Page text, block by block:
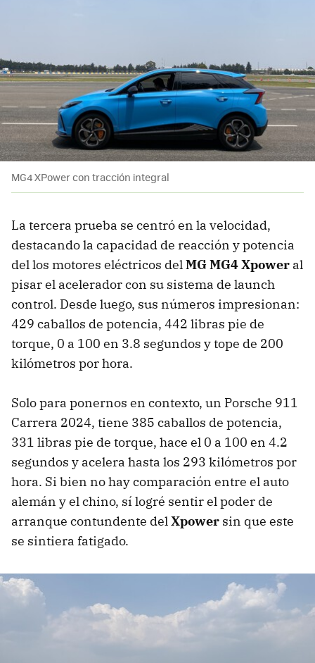
MG4 XPower con tracción integral
La tercera prueba se centró en la velocidad,
destacando la capacidad de reacción y potencia
del los motores eléctricos delMG MG4 Xpower al
pisar el acelerador con su sistema de launch
control. Desde luego, sus números impresionan:
429 caballos de potencia, 442 libras pie de
torque, 0 a 100 en 3.8 segundos y tope de 200
kilómetros por hora.
Solo para ponernos en contexto, un Porsche 911
Carrera 2024, tiene 385 caballos de potencia,
331 libras pie de torque, hace el 0 a 100 en 4.2
segundos y acelera hasta los 293 kilómetros por
hora. Si bien no hay comparación entre el auto
alemán y el chino, sí logré sentir el poder de
arranque contundente delXpower sin que este
se sintiera fatigado.